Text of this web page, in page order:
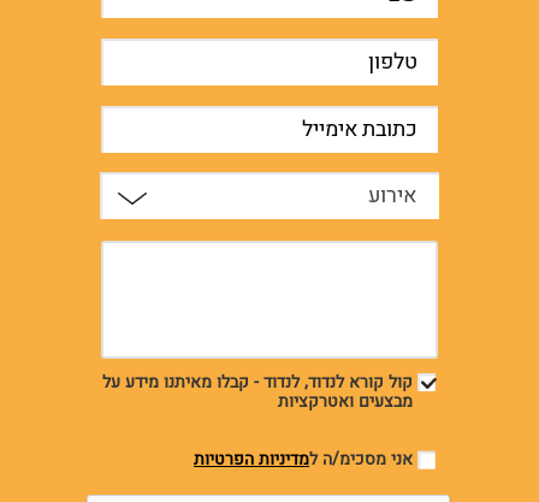
אירוע
קול קורא לנדוד, לנדוד - קבלו מאיתנו מידע על
מבצעים ואטרקציות
אני מסכימ/ה למדיניות הפרטיות